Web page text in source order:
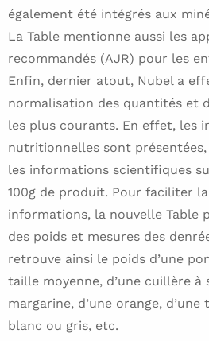
également été intégrés aux
La Table mentionne aussi les
recommandés (AJR) pour les
Enfin, dernier atout, Nubel a
normalisation des quantités et
les plus courants. En effet, les
nutritionnelles sont
les informations scientifiques
100g de produit. Pour faciliter
informations, la nouvelle Table
des poids et mesures des
retrouve ainsi le poids d’une
taille moyenne, d’une cuillère à
margarine, d’une orange,
blanc ou gris, etc.